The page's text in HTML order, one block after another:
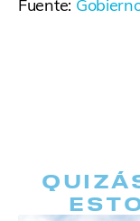
Fuente: